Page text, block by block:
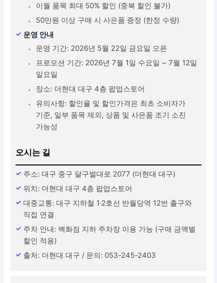
이월 품목 최대 50% 할인 (중복 할인 불가)
50만원 이상 구매 시 사은품 증정 (한정 수량)
운영 안내
운영 기간: 2026년 5월 22일 금요일 오픈
프로모션 기간: 2026년 7월 1일 수요일 ~ 7월 12일
일요일
장소: 더현대 대구 4층 팝업스토어
유의사항: 할인율 및 할인가격은 최초 소비자가
기준, 일부 품목 제외, 상품 및 사은품 조기 소진
가능성
오시는 길
주소: 대구 중구 달구벌대로 2077 (더현대 대구)
위치: 더현대 대구 4층 팝업스토어
대중교통: 대구 지하철 1·2호선 반월당역 12번 출구와
직접 연결
주차 안내: 백화점 지하 주차장 이용 가능 (구매 금액별
할인 적용)
출처: 더현대 대구 / 문의: 053-245-2403